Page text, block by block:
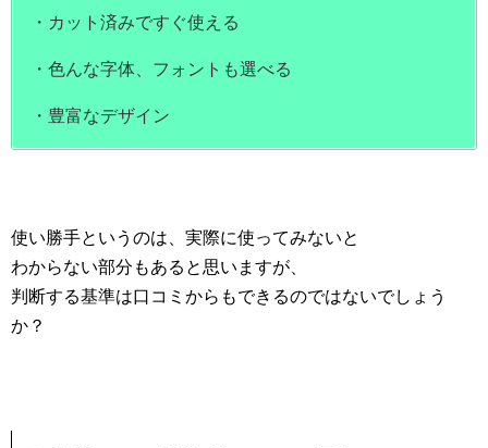
・カット済みですぐ使える
・色んな字体、フォントも選べる
・豊富なデザイン
使い勝手というのは、実際に使ってみないと
わからない部分もあると思いますが、
判断する基準は口コミからもできるのではないでしょう
か？